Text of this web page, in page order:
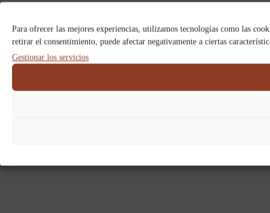
Para ofrecer las mejores experiencias, utilizamos tecnologías como las
retirar el consentimiento, puede afectar negativamente a ciertas
Gestionar los servicios